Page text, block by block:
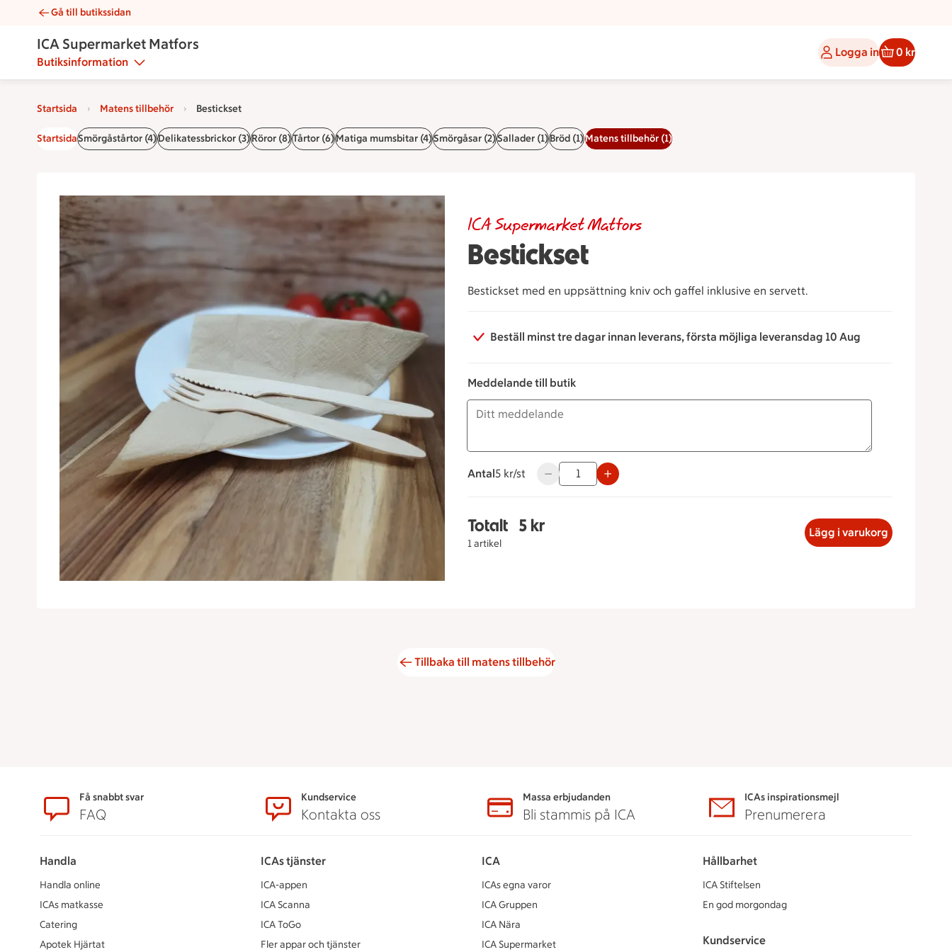
Bestickset | Catering ICA Supermarket Matfors
Gå till butikssidan
ICA Supermarket Matfors
Butiksinformation
Logga in 0 kr
Startsida Matens tillbehör Bestickset
StartsidaSmörgåstårtor (4)Delikatessbrickor (3)Röror (8)Tårtor (6)Matiga mumsbitar (4)Smörgåsar (2)Sallader (1)Bröd (1)Matens tillbehör (1)
Bestickset
ICA Supermarket Matfors
Bestickset med en uppsättning kniv och gaffel inklusive en servett.
Beställ minst tre dagar innan leverans, första möjliga leveransdag 10 Aug
Meddelande till butik
Antal
5 kronor styck
5 kr/st Använd knapparna för att minska eller öka värdet, eller ange ett värde manuellt.
Totalt
1 artikel
Totalt 1 stycken Bestickset, 5 kronor
5 kr Lägg i varukorg
Tillbaka till matens tillbehör
SidfotFå snabbt svar
FAQ
Kundservice
Kontakta oss
Massa erbjudanden
Bli stammis på ICA
ICAs inspirationsmejl
Prenumerera
Handla
Handla online
ICAs matkasse
Catering
Apotek Hjärtat
ICAs tjänster
ICA-appen
ICA Scanna
ICA ToGo
Fler appar och tjänster
ICA
ICAs egna varor
ICA Gruppen
ICA Nära
ICA Supermarket
Hållbarhet
ICA Stiftelsen
En god morgondag
Kundservice